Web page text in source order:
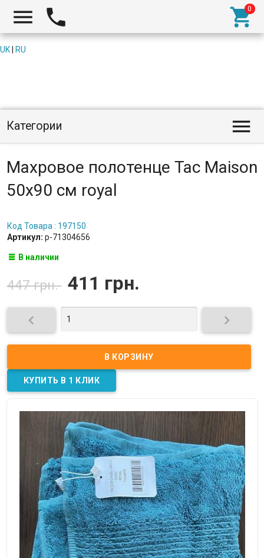
  
UK RU
Категории 
Махровое полотенце Tac Maison
50х90 см royal
Код Товара : 197150
Артикул: p-71304656
В наличии
447 грн. 411 грн.
 